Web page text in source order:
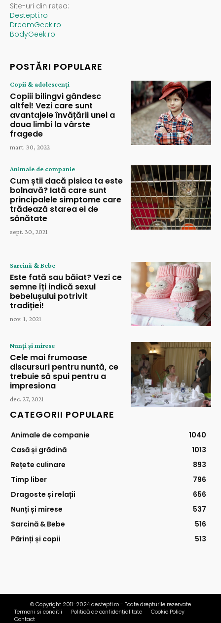
Site-uri din rețea:
Destepti.ro
DreamGeek.ro
BodyGeek.ro
POSTĂRI POPULARE
Copii & adolescenți
Copiii bilingvi gândesc
altfel! Vezi care sunt
avantajele învățării unei a
doua limbi la vârste
fragede
mart. 30, 2022
Animale de companie
Cum știi dacă pisica ta este
bolnavă? Iată care sunt
principalele simptome care
trădează starea ei de
sănătate
sept. 30, 2021
Sarcină & Bebe
Este fată sau băiat? Vezi ce
semne îți indică sexul
bebelușului potrivit
tradiției!
nov. 1, 2021
Nunți și mirese
Cele mai frumoase
discursuri pentru nuntă, ce
trebuie să spui pentru a
impresiona
dec. 27, 2021
CATEGORII POPULARE
Animale de companie
1040
Casă și grădină
1013
Rețete culinare
893
Timp liber
796
Dragoste și relații
656
Nunți și mirese
537
Sarcină & Bebe
516
Părinți și copii
513
© Copyright 2011-2024 destepti.ro - Toate drepturile rezervate
Termeni si conditii
Politică de confidențialitate
Cookie Policy
Contact